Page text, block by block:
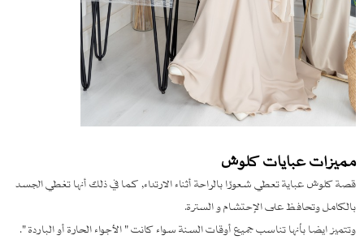
مميزات عبايات كلوش
قصة كلوش عباية تعطي شعورًا بالراحة أثناء الارتداء, كما في ذلك أنها تغطي الجسد
بالكامل وتحافظ على الإحتشام و السترة.
وتتميز ايضا بأنها تناسب جميع أوقات السنة سواء كانت " الأجواء الحارة أو الباردة ".